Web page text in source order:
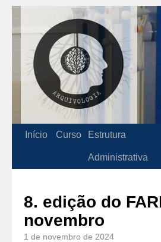
Início Curso Estrutura
Administrativa
8. edição do
novembro
1 de novembro de 2024